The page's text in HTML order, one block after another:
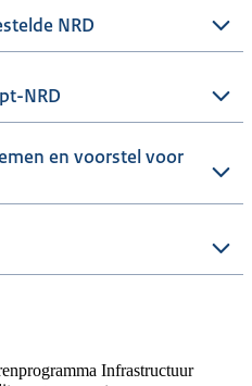
NRD
NRD
en voorstel voor
Infrastructuur